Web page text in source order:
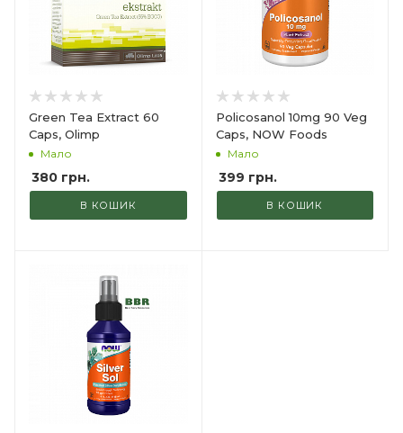
Green Tea Extract 60
Caps, Olimp
Мало
380 грн.
В КОШИК
Policosanol 10mg 90 Veg
Caps, NOW Foods
Мало
399 грн.
В КОШИК